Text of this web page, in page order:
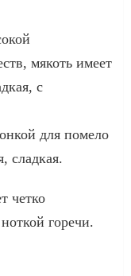
мякоть имеет
с
для помело
сладкая.
четко
горечи.